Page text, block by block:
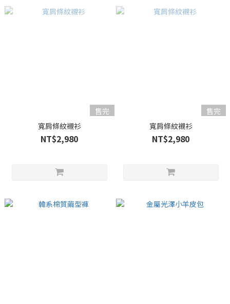
售完
寬肩條紋襯衫
NT$2,980
售完
寬肩條紋襯衫
NT$2,980